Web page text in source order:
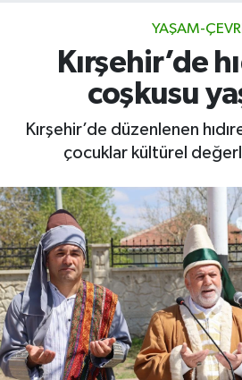
YAŞAM-
Kırşehir’de
coşkusu
Kırşehir’de düzenlenen
çocuklar kültürel